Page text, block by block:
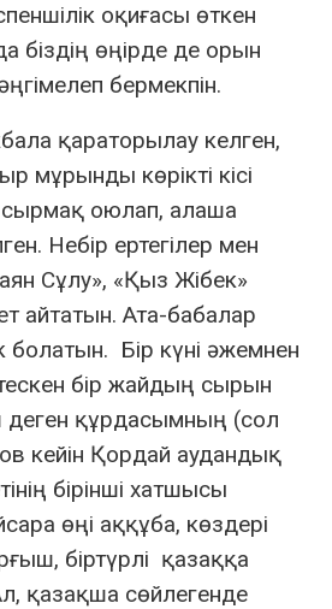
оқиғасы өткен
біздің өңірде де орын
бермекпін.
қараторылау келген,
мұрынды көрікті кісі
сырмақ оюлап, алаша
Небір ертегілер мен
Сұлу», «Қыз Жібек»
айтатын. Ата-бабалар
болатын. Бір күні әжемнен
бір жайдың сырын
құрдасымның (сол
кейін Қордай аудандық
бірінші хатшысы
өңі аққұба, көздері
біртүрлі қазаққа
қазақша сөйлегенде